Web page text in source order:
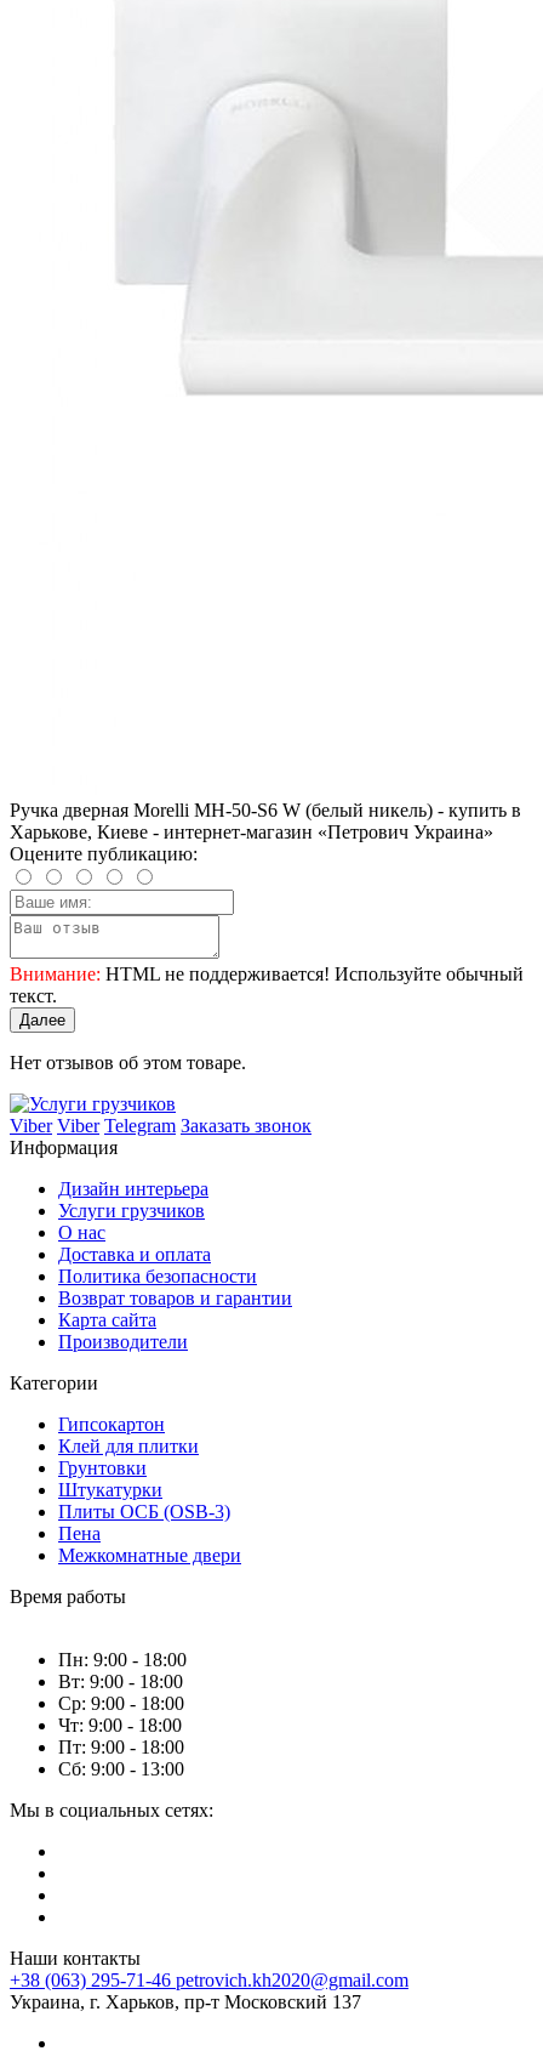
Ручка дверная Morelli MH-50-S6 W (белый никель) - купить в
Харькове, Киеве - интернет-магазин «Петрович Украина»
Оцените публикацию:
Внимание: HTML не поддерживается! Используйте обычный
текст.
Далее
Нет отзывов об этом товаре.
Viber Viber Telegram Заказать звонок
Информация
Дизайн интерьера
Услуги грузчиков
О нас
Доставка и оплата
Политика безопасности
Возврат товаров и гарантии
Карта сайта
Производители
Категории
Гипсокартон
Клей для плитки
Грунтовки
Штукатурки
Плиты ОСБ (OSB-3)
Пена
Межкомнатные двери
Время работы
Пн: 9:00 - 18:00
Вт: 9:00 - 18:00
Ср: 9:00 - 18:00
Чт: 9:00 - 18:00
Пт: 9:00 - 18:00
Сб: 9:00 - 13:00
Мы в социальных сетях:
Наши контакты
+38 (063) 295-71-46 petrovich.kh2020@gmail.com
Украина, г. Харьков, пр-т Московский 137